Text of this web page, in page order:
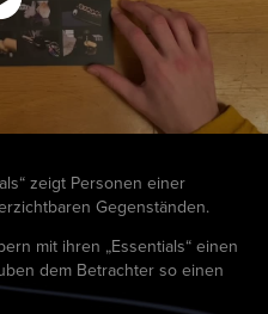
zeigt Personen einer
Gegenständen.
mit ihren „Essentials“ einen
dem Betrachter so einen